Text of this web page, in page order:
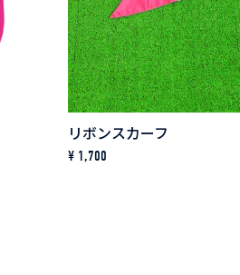
リボンスカーフ
¥ 1,700